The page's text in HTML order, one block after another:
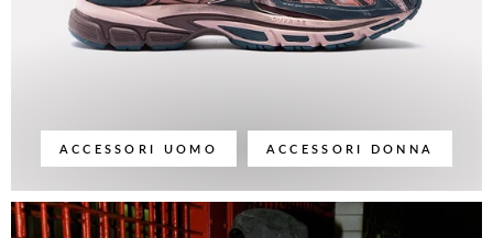
ACCESSORI UOMO ACCESSORI DONNA